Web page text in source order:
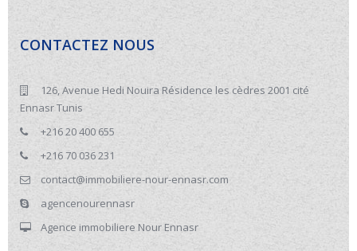
CONTACTEZ NOUS
126, Avenue Hedi Nouira Résidence les cèdres 2001 cité
Ennasr Tunis
+216 20 400 655
+216 70 036 231
contact@immobiliere-nour-ennasr.com
agencenourennasr
Agence immobiliere Nour Ennasr